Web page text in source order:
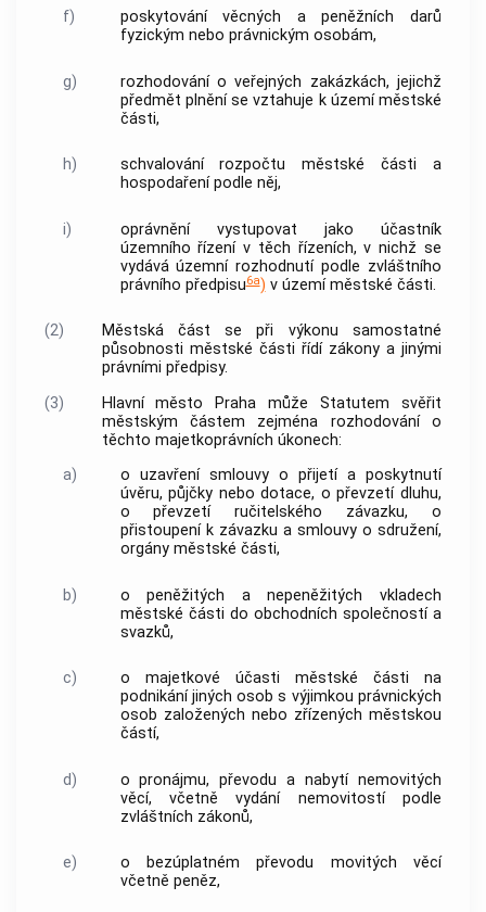
f)
poskytování věcných a peněžních darů
fyzickým nebo právnickým osobám,
g)
rozhodování o veřejných zakázkách, jejichž
předmět plnění se vztahuje k území městské
části,
h)
schvalování rozpočtu městské části a
hospodaření podle něj,
i)
oprávnění vystupovat jako účastník
územního řízení v těch řízeních, v nichž se
vydává územní rozhodnutí podle zvláštního
právního předpisu6a) v území městské části.
(2)
Městská část se při výkonu samostatné
působnosti městské části řídí zákony a jinými
právními předpisy.
(3)
Hlavní město Praha může Statutem svěřit
městským částem zejména rozhodování o
těchto majetkoprávních úkonech:
a)
o uzavření smlouvy o přijetí a poskytnutí
úvěru, půjčky nebo dotace, o převzetí dluhu,
o převzetí ručitelského závazku, o
přistoupení k závazku a smlouvy o sdružení,
orgány městské části,
b)
o peněžitých a nepeněžitých vkladech
městské části do obchodních společností a
svazků,
c)
o majetkové účasti městské části na
podnikání jiných osob s výjimkou právnických
osob založených nebo zřízených městskou
částí,
d)
o pronájmu, převodu a nabytí nemovitých
věcí, včetně vydání nemovitostí podle
zvláštních zákonů,
e)
o bezúplatném převodu movitých věcí
včetně peněz,